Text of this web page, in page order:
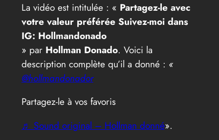
La vidéo est intitulée : « Partagez-le avec
votre valeur préférée Suivez-moi dans
IG: Hollmandonado
» par Hollman Donado. Voici la
description complète qu’il a donné : «
@hollmandonador
Partagez-le à vos favoris
♬ Sound original – Hollman donné».